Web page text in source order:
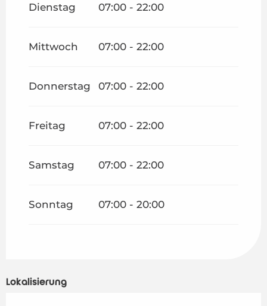
Dienstag 07:00 - 22:00
Mittwoch 07:00 - 22:00
Donnerstag 07:00 - 22:00
Freitag 07:00 - 22:00
Samstag 07:00 - 22:00
Sonntag 07:00 - 20:00
Lokalisierung